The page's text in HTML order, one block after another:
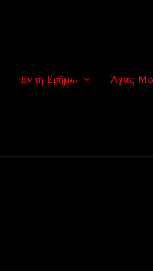
Εν τη Ερήμω Άγιες